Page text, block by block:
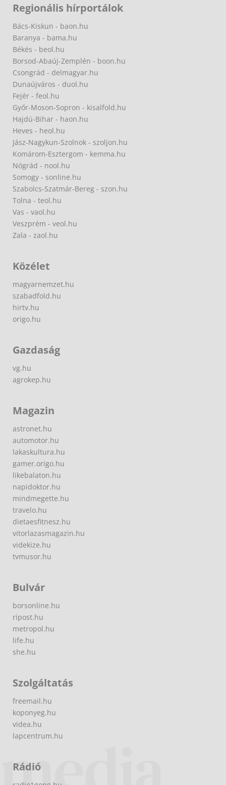
Regionális hírportálok
Bács-Kiskun - baon.hu
Baranya - bama.hu
Békés - beol.hu
Borsod-Abaúj-Zemplén - boon.hu
Csongrád - delmagyar.hu
Dunaújváros - duol.hu
Fejér - feol.hu
Győr-Moson-Sopron - kisalfold.hu
Hajdú-Bihar - haon.hu
Heves - heol.hu
Jász-Nagykun-Szolnok - szoljon.hu
Komárom-Esztergom - kemma.hu
Nógrád - nool.hu
Somogy - sonline.hu
Szabolcs-Szatmár-Bereg - szon.hu
Tolna - teol.hu
Vas - vaol.hu
Veszprém - veol.hu
Zala - zaol.hu
Közélet
magyarnemzet.hu
szabadfold.hu
hirtv.hu
origo.hu
Gazdaság
vg.hu
agrokep.hu
Magazin
astronet.hu
automotor.hu
lakaskultura.hu
gamer.origo.hu
likebalaton.hu
napidoktor.hu
mindmegette.hu
travelo.hu
dietaesfitnesz.hu
vitorlazasmagazin.hu
videkize.hu
tvmusor.hu
Bulvár
borsonline.hu
ripost.hu
metropol.hu
life.hu
she.hu
Szolgáltatás
freemail.hu
koponyeg.hu
videa.hu
lapcentrum.hu
Rádió